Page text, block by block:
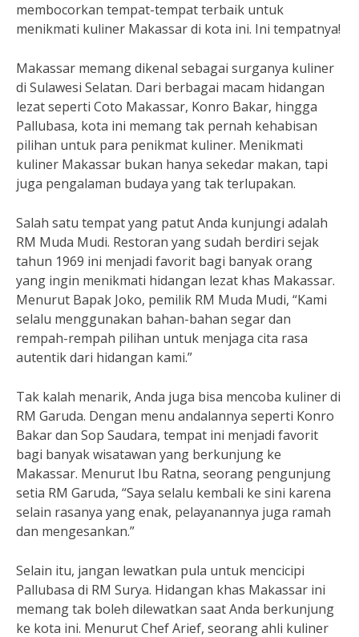
membocorkan tempat-tempat terbaik untuk
menikmati kuliner Makassar di kota ini. Ini tempatnya!
Makassar memang dikenal sebagai surganya kuliner
di Sulawesi Selatan. Dari berbagai macam hidangan
lezat seperti Coto Makassar, Konro Bakar, hingga
Pallubasa, kota ini memang tak pernah kehabisan
pilihan untuk para penikmat kuliner. Menikmati
kuliner Makassar bukan hanya sekedar makan, tapi
juga pengalaman budaya yang tak terlupakan.
Salah satu tempat yang patut Anda kunjungi adalah
RM Muda Mudi. Restoran yang sudah berdiri sejak
tahun 1969 ini menjadi favorit bagi banyak orang
yang ingin menikmati hidangan lezat khas Makassar.
Menurut Bapak Joko, pemilik RM Muda Mudi, “Kami
selalu menggunakan bahan-bahan segar dan
rempah-rempah pilihan untuk menjaga cita rasa
autentik dari hidangan kami.”
Tak kalah menarik, Anda juga bisa mencoba kuliner di
RM Garuda. Dengan menu andalannya seperti Konro
Bakar dan Sop Saudara, tempat ini menjadi favorit
bagi banyak wisatawan yang berkunjung ke
Makassar. Menurut Ibu Ratna, seorang pengunjung
setia RM Garuda, “Saya selalu kembali ke sini karena
selain rasanya yang enak, pelayanannya juga ramah
dan mengesankan.”
Selain itu, jangan lewatkan pula untuk mencicipi
Pallubasa di RM Surya. Hidangan khas Makassar ini
memang tak boleh dilewatkan saat Anda berkunjung
ke kota ini. Menurut Chef Arief, seorang ahli kuliner